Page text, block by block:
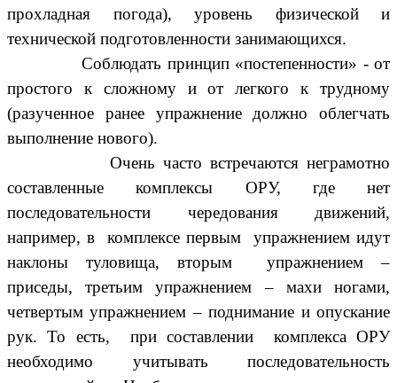
прохладная погода), уровень физической и
технической подготовленности занимающихся.
Соблюдать принцип «постепенности» - от
простого к сложному и от легкого к трудному
(разученное ранее упражнение должно облегчать
выполнение нового).
Очень часто встречаются неграмотно
составленные комплексы ОРУ, где нет
последовательности чередования движений,
например, в комплексе первым упражнением идут
наклоны туловища, вторым упражнением –
приседы, третьим упражнением – махи ногами,
четвертым упражнением – поднимание и опускание
рук. То есть, при составлении комплекса ОРУ
необходимо учитывать последовательность